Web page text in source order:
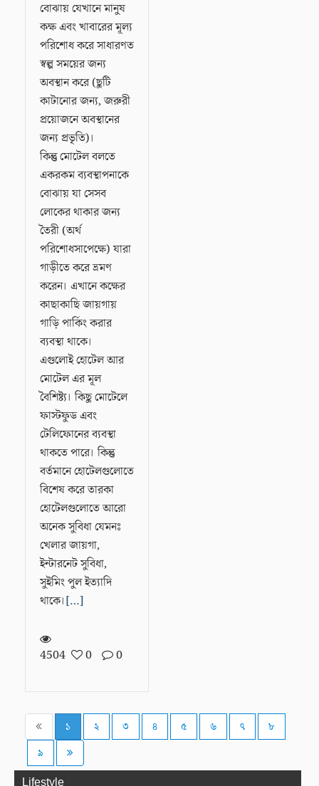
রেজিস্ট্রেশন করুন
লগ-ইন করুন
বোঝায় যেখানে মানুষ
কক্ষ এবং খাবারের মূল্য
পরিশোধ করে সাধারণত
স্বল্প সময়ের জন্য
অবস্থান করে (ছুটি
কাটানোর জন্য, জরুরী
প্রয়োজনে অবস্থানের
জন্য প্রভৃতি)।
কিন্তু মোটেল বলতে
একরকম ব্যবস্থাপনাকে
বোঝায় যা সেসব
লোকের থাকার জন্য
তৈরী (অর্থ
পরিশোধসাপেক্ষে) যারা
গাড়ীতে করে ভ্রমণ
করেন। এখানে কক্ষের
কাছাকাছি জায়গায়
গাড়ি পার্কিং করার
ব্যবস্থা থাকে।
এগুলোই হোটেল আর
মোটেল এর মূল
বৈশিষ্ট্য। কিছু মোটেলে
ফাস্টফুড এবং
টেলিফোনের ব্যবস্থা
থাকতে পারে। কিন্তু
বর্তমানে হোটেলগুলোতে
বিশেষ করে তারকা
হোটেলগুলোতে আরো
অনেক সুবিধা যেমনঃ
খেলার জায়গা,
ইন্টারনেট সুবিধা,
সুইমিং পুল ইত্যাদি
থাকে।[…]
4504 0 0
১ ২ ৩ ৪ ৫ ৬ ৭
৮
৯
Lifestyle